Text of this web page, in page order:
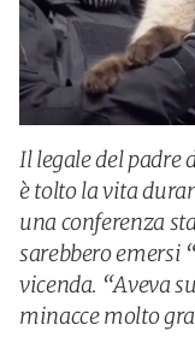
Il legale del padre
è tolto la vita
una conferenza
sarebbero emersi
vicenda. “Aveva
minacce molto